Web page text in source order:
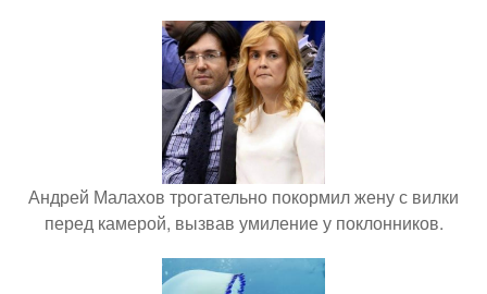
Андрей Малахов трогательно покормил жену с вилки
перед камерой, вызвав умиление у поклонников.